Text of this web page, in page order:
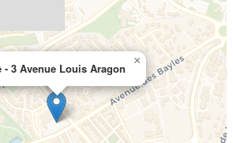
- 3 Avenue Louis Aragon
×